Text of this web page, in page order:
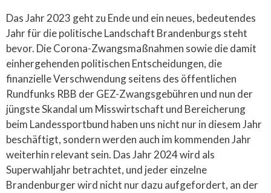
Das Jahr 2023 geht zu Ende und ein neues, bedeutendes
Jahr für die politische Landschaft Brandenburgs steht
bevor. Die Corona-Zwangsmaßnahmen sowie die damit
einhergehenden politischen Entscheidungen, die
finanzielle Verschwendung seitens des öffentlichen
Rundfunks RBB der GEZ-Zwangsgebühren und nun der
jüngste Skandal um Misswirtschaft und Bereicherung
beim Landessportbund haben uns nicht nur in diesem Jahr
beschäftigt, sondern werden auch im kommenden Jahr
weiterhin relevant sein. Das Jahr 2024 wird als
Superwahljahr betrachtet, und jeder einzelne
Brandenburger wird nicht nur dazu aufgefordert, an der